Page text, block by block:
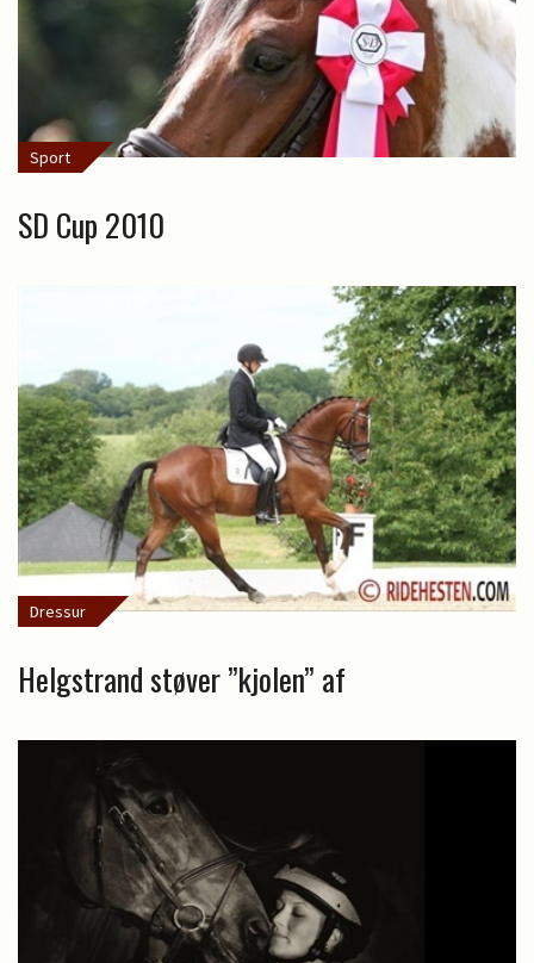
Sport
SD Cup 2010
Dressur
Helgstrand støver ”kjolen” af